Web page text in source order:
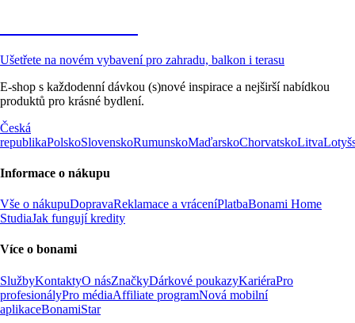
Ušetřete na novém vybavení pro zahradu, balkon i terasu
E-shop s každodenní dávkou (s)nové inspirace a nejširší nabídkou
produktů pro krásné bydlení.
Česká
republikaPolskoSlovenskoRumunskoMaďarskoChorvatskoLitva
Informace o nákupu
Vše o nákupuDopravaReklamace a vráceníPlatbaBonami Home
StudiaJak fungují kredity
Více o bonami
SlužbyKontaktyO násZnačkyDárkové poukazyKariéraPro
profesionályPro médiaAffiliate programNová mobilní
aplikaceBonamiStar